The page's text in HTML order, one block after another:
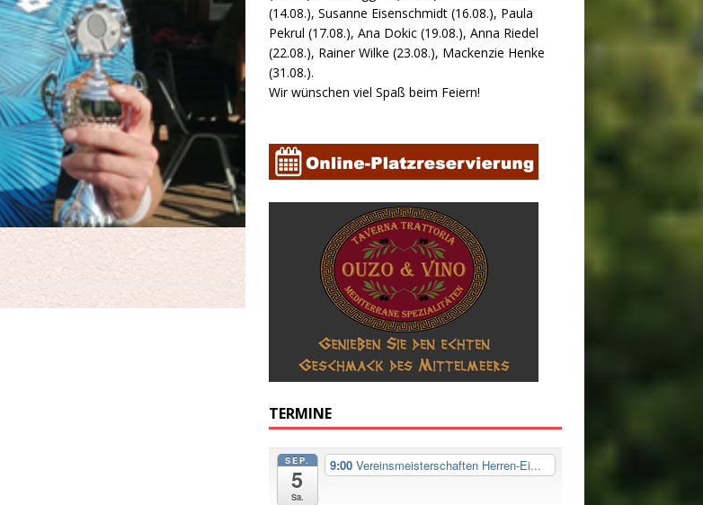
(14.08.), Susanne Eisenschmidt (16.08.), Paula
Pekrul (17.08.), Ana Dokic (19.08.), Anna Riedel
(22.08.), Rainer Wilke (23.08.), Mackenzie Henke
(31.08.).
Wir wünschen viel Spaß beim Feiern!
TERMINE
SEP.
5
Sa.
9:00Vereinsmeisterschaften Herren-Ei...